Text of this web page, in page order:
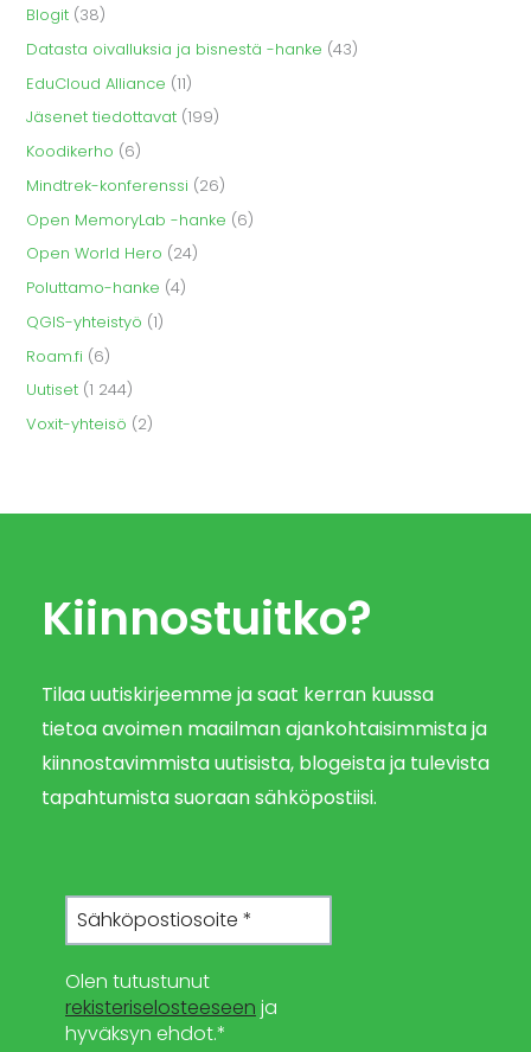
Blogit (38)
Datasta oivalluksia ja bisnestä -hanke (43)
EduCloud Alliance (11)
Jäsenet tiedottavat (199)
Koodikerho (6)
Mindtrek-konferenssi (26)
Open MemoryLab -hanke (6)
Open World Hero (24)
Poluttamo-hanke (4)
QGIS-yhteistyö (1)
Roam.fi (6)
Uutiset (1 244)
Voxit-yhteisö (2)
Kiinnostuitko?
Tilaa uutiskirjeemme ja saat kerran kuussa
tietoa avoimen maailman ajankohtaisimmista ja
kiinnostavimmista uutisista, blogeista ja tulevista
tapahtumista suoraan sähköpostiisi.
Olen tutustunut
rekisteriselosteeseen ja
hyväksyn ehdot.*